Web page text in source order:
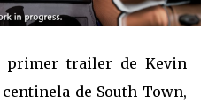
primer trailer de Kevin
de South Town,